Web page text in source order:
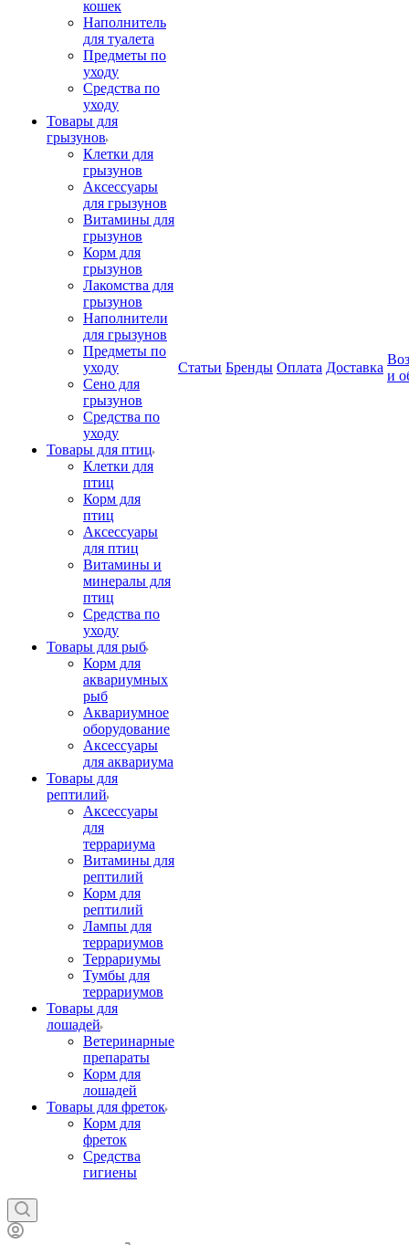
кошек
Наполнитель
для туалета
Предметы по
уходу
Средства по
уходу
Товары для
грызунов
Клетки для
грызунов
Аксессуары
для грызунов
Витамины для
грызунов
Корм для
грызунов
Лакомства для
грызунов
Наполнители
для грызунов
Предметы по
уходу
Сено для
грызунов
Средства по
уходу
Товары для птиц
Клетки для
птиц
Корм для
птиц
Аксессуары
для птиц
Витамины и
минералы для
птиц
Средства по
уходу
Товары для рыб
Корм для
аквариумных
рыб
Аквариумное
оборудование
Аксессуары
для аквариума
Товары для
рептилий
Аксессуары
для
террариума
Витамины для
рептилий
Корм для
рептилий
Лампы для
террариумов
Террариумы
Тумбы для
террариумов
Товары для
лошадей
Ветеринарные
препараты
Корм для
лошадей
Товары для фреток
Корм для
фреток
Средства
гигиены
Статьи Бренды Оплата Доставка
и